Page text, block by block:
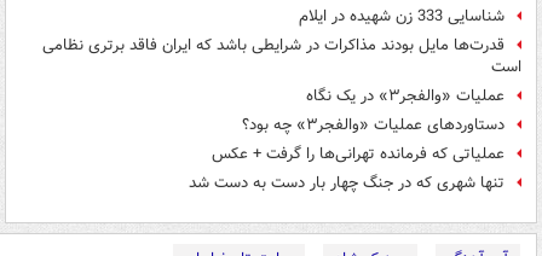
شناسایی 333 زن شهیده در ایلام
قدرت‌ها مایل بودند مذاکرات در شرایطی باشد که ایران فاقد برتری نظامی
است
عملیات «والفجر۳» در یک نگاه
دستاوردهای عملیات «والفجر۳» چه بود؟
عملیاتی که فرمانده تهرانی‌ها را گرفت + عکس
تنها شهری که در جنگ چهار بار دست به دست شد